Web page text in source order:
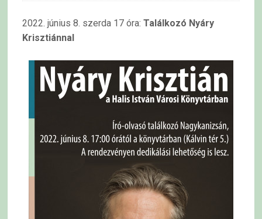
2022. június 8. szerda 17 óra:Találkozó Nyáry
Krisztiánnal